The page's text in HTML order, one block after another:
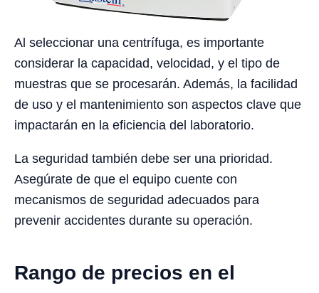
Al seleccionar una centrífuga, es importante
considerar la capacidad, velocidad, y el tipo de
muestras que se procesarán. Además, la facilidad
de uso y el mantenimiento son aspectos clave que
impactarán en la eficiencia del laboratorio.
La seguridad también debe ser una prioridad.
Asegúrate de que el equipo cuente con
mecanismos de seguridad adecuados para
prevenir accidentes durante su operación.
Rango de precios en el